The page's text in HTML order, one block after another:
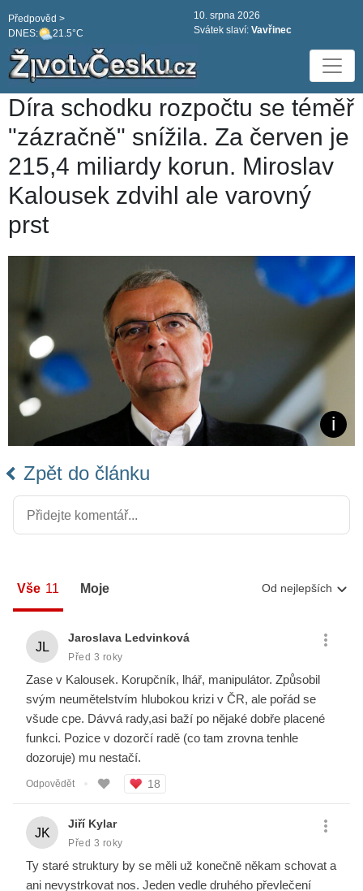
DNES: 21.5°C
Předpověd >
10. srpna 2026
Svátek slaví: Vavřinec
Díra schodku rozpočtu se téměř
"zázračně" snížila. Za červen je
215,4 miliardy korun. Miroslav
Kalousek zdvihl ale varovný
prst
Zpět do článku